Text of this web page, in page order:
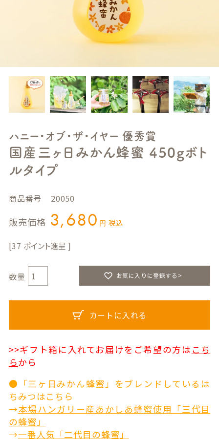
ハニー・オブ・ザ・イヤー 優秀賞
国産三ヶ日みかん蜂蜜 450gボト
ルタイプ
商品番号 20050
販売価格 3,680 税込
37
お気に入りに登録する>
カートに入れる
>>ギフト箱に入れてお届けをご希望の方は こち
らから
●「三ヶ日みかん蜂蜜」をブレンドしているは
ちみつはこちら
→本場ハンガリー産あかしあ蜂蜜使用「三代目
の蜂蜜」
→一番人気「二代目の蜂蜜」